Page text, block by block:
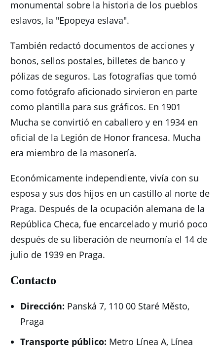
monumental sobre la historia de los pueblos
eslavos, la "Epopeya eslava".
También redactó documentos de acciones y
bonos, sellos postales, billetes de banco y
pólizas de seguros. Las fotografías que tomó
como fotógrafo aficionado sirvieron en parte
como plantilla para sus gráficos. En 1901
Mucha se convirtió en caballero y en 1934 en
oficial de la Legión de Honor francesa. Mucha
era miembro de la masonería.
Económicamente independiente, vivía con su
esposa y sus dos hijos en un castillo al norte de
Praga. Después de la ocupación alemana de la
República Checa, fue encarcelado y murió poco
después de su liberación de neumonía el 14 de
julio de 1939 en Praga.
Contacto
Dirección: Panská 7, 110 00 Staré Město,
Praga
Transporte público: Metro Línea A, Línea